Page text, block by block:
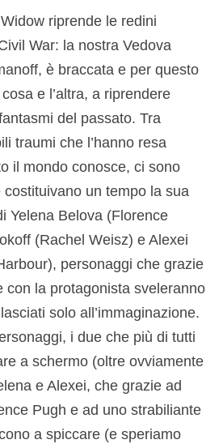
riprende le redini
War: la nostra Vedova
è braccata e per questo
e l’altra, a riprendere
del passato. Tra
traumi che l’hanno resa
il mondo conosce, ci sono
un tempo la sua
Yelena Belova (Florence
(Rachel Weisz) e Alexei
personaggi che grazie
con la protagonista sveleranno
solo all’immaginazione.
i due che più di tutti
a schermo (oltre ovviamente
e Alexei, che grazie ad
Pugh e ad uno strabiliante
a spiccare (e speriamo